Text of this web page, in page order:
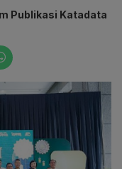
Publikasi Katadata